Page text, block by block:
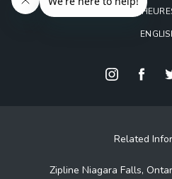
Related
Zipline Niagara Falls,